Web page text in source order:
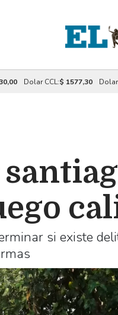
Dolar CCL:$ 1577,30
si existe